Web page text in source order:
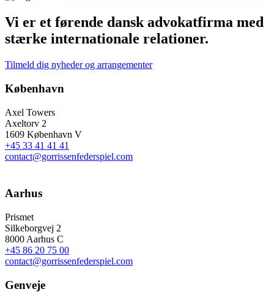
Vi er et førende dansk advokatfirma med
stærke internationale relationer.
Tilmeld dig nyheder og arrangementer
København
Axel Towers
Axeltorv 2
1609 København V
+45 33 41 41 41
contact@gorrissenfederspiel.com
Aarhus
Prismet
Silkeborgvej 2
8000 Aarhus C
+45 86 20 75 00
contact@gorrissenfederspiel.com
Genveje